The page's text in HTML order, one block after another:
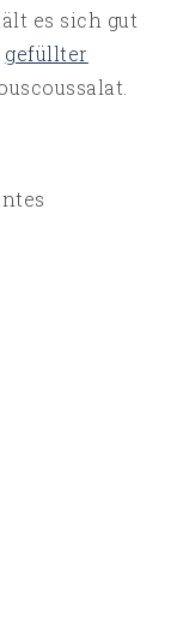
es sich gut
gefüllter